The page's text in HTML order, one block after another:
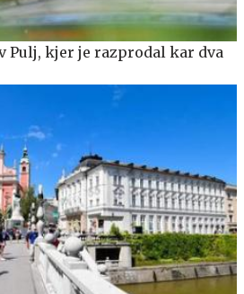
Pulj, kjer je razprodal kar dva